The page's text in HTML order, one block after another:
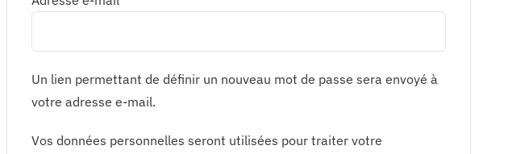
Un lien permettant de définir un nouveau mot de passe sera envoyé à
votre adresse e-mail.
Vos données personnelles seront utilisées pour traiter votre